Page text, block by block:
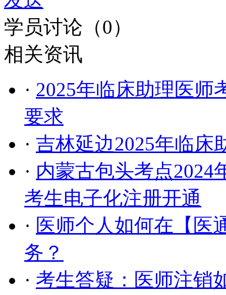
学员讨论（0）
相关资讯
· 2025年临床助理医师
要求
· 吉林延边2025年临床
· 内蒙古包头考点2024
考生电子化注册开通
· 医师个人如何在【医
务？
· 考生答疑：医师注销